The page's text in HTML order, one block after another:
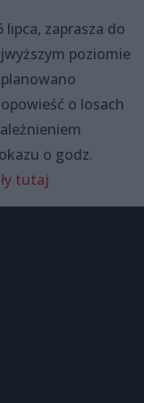
zaprasza do
poziomie
o losach
o godz.
tutaj